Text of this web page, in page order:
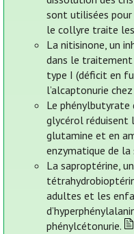
sont utilisées
le collyre traite
La nitisinone, un
dans le traitement
type I (déficit en
l’alcaptonurie
Le
glycérol réduisent
glutamine et en
enzymatique de la
La saproptérine,
adultes et les
phénylcétonurie.